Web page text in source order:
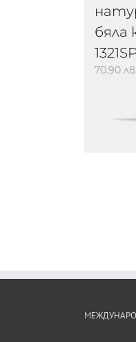
бяла
1321SP
70.90 лв.